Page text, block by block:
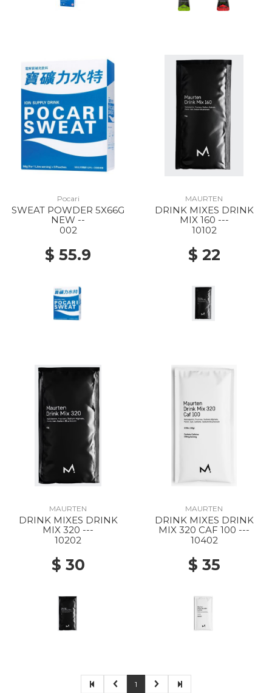
Pocari
SWEAT POWDER 5X66G
NEW --
002
$ 55.9
MAURTEN
DRINK MIXES DRINK
MIX 160 ---
10102
$ 22
MAURTEN
DRINK MIXES DRINK
MIX 320 ---
10202
$ 30
MAURTEN
DRINK MIXES DRINK
MIX 320 CAF 100 ---
10402
$ 35
1